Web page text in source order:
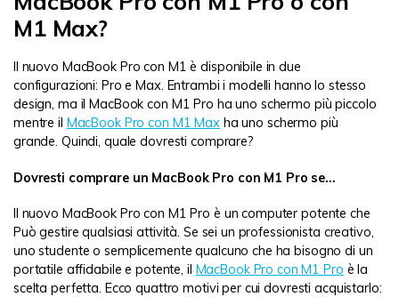
M1 Max?
Il nuovo MacBook Pro con M1 è disponibile in due
configurazioni: Pro e Max. Entrambi i modelli hanno lo stesso
design, ma il MacBook con M1 Pro ha uno schermo più piccolo
mentre il MacBook Pro con M1 Maxha uno schermo più
grande. Quindi, quale dovresti comprare?
Dovresti comprare un MacBook Pro con M1 Pro se...
Il nuovo MacBook Pro con M1 Pro è un computer potente che
Può gestire qualsiasi attività. Se sei un professionista creativo,
uno studente o semplicemente qualcuno che ha bisogno di un
portatile affidabile e potente, il MacBook Pro con M1 Pro è la
scelta perfetta. Ecco quattro motivi per cui dovresti acquistarlo: